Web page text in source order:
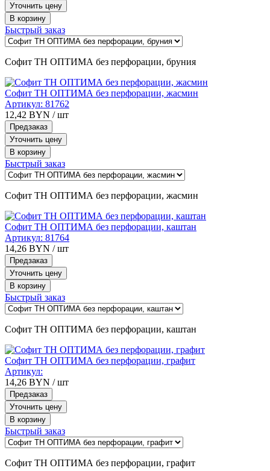
Уточнить цену
В корзину
Быстрый заказ
Софит ТН ОПТИМА без перфорации, бруния
Софит ТН ОПТИМА без перфорации, жасмин
Артикул: 81762
12,42 BYN / шт
Предзаказ
Уточнить цену
В корзину
Быстрый заказ
Софит ТН ОПТИМА без перфорации, жасмин
Софит ТН ОПТИМА без перфорации, каштан
Артикул: 81764
14,26 BYN / шт
Предзаказ
Уточнить цену
В корзину
Быстрый заказ
Софит ТН ОПТИМА без перфорации, каштан
Софит ТН ОПТИМА без перфорации, графит
Артикул:
14,26 BYN / шт
Предзаказ
Уточнить цену
В корзину
Быстрый заказ
Софит ТН ОПТИМА без перфорации, графит